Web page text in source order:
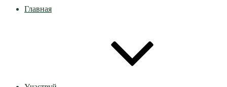
Главная